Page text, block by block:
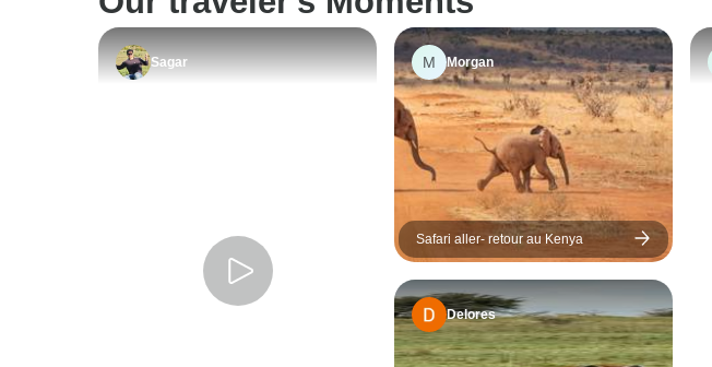
Sagar M Morgan
Safari aller- retour au Kenya
Delores